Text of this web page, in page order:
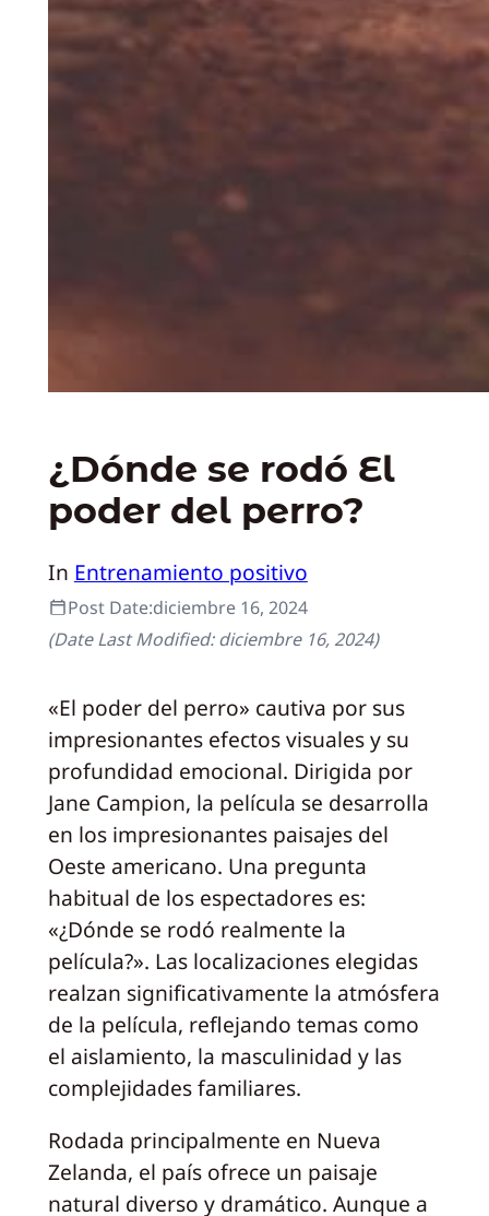
¿Dónde se rodó El
poder del perro?
In Entrenamiento positivo
Post Date:diciembre 16, 2024
(Date Last Modified:diciembre 16, 2024)
«El poder del perro» cautiva por sus
impresionantes efectos visuales y su
profundidad emocional. Dirigida por
Jane Campion, la película se desarrolla
en los impresionantes paisajes del
Oeste americano. Una pregunta
habitual de los espectadores es:
«¿Dónde se rodó realmente la
película?». Las localizaciones elegidas
realzan significativamente la atmósfera
de la película, reflejando temas como
el aislamiento, la masculinidad y las
complejidades familiares.
Rodada principalmente en Nueva
Zelanda, el país ofrece un paisaje
natural diverso y dramático. Aunque a